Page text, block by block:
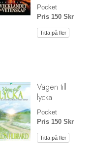
Pocket
Pris 150 Skr
Titta på fler
Vägen till
lycka
Pocket
Pris 150 Skr
Titta på fler